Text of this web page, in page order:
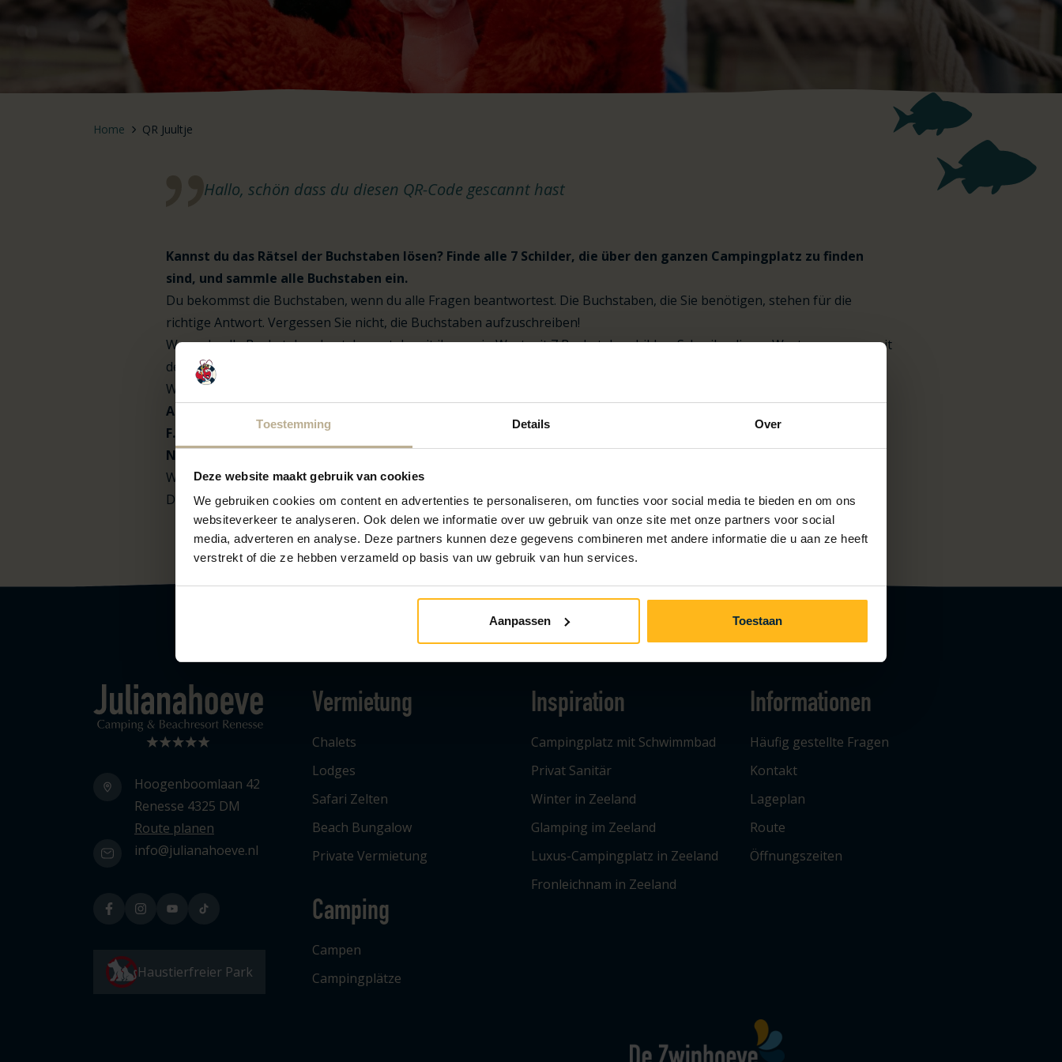
Toestemming Details Over
Deze website maakt gebruik van cookies
We gebruiken cookies om content en advertenties te personaliseren, om functies voor social media te bieden en om ons
websiteverkeer te analyseren. Ook delen we informatie over uw gebruik van onze site met onze partners voor social
media, adverteren en analyse. Deze partners kunnen deze gegevens combineren met andere informatie die u aan ze heeft
verstrekt of die ze hebben verzameld op basis van uw gebruik van hun services.
Aanpassen Toestaan
Home QR Juultje
Hallo, schön dass du diesen QR-Code gescannt hast
Kannst du das Rätsel der Buchstaben lösen? Finde alle 7 Schilder, die über den ganzen Campingplatz zu finden
sind, und sammle alle Buchstaben ein.
Du bekommst die Buchstaben, wenn du alle Fragen beantwortest. Die Buchstaben, die Sie benötigen, stehen für die
richtige Antwort. Vergessen Sie nicht, die Buchstaben aufzuschreiben!
Wenn du alle Buchstaben hast, kannst du mit ihnen ein Wort mit 7 Buchstaben bilden. Schreibe dieses Wort zusammen mit
deinem Namen und deiner Platznummer auf einen Zettel und stecke ihn in Juultjes Briefkasten im Theater.
Was ist das Lieblingsessen von Juultje die Krabbe?
A.
F.
N.
Werden Sie sich auf die Suche nach den anderen Zeichen machen?
Dann geh jetzt auf den Spielplatz im Park Zwaan!
Logo Julianahoeve
Hoogenboomlaan 42
Renesse 4325 DM
Route planen
info@julianahoeve.nl
Haustierfreier Park
Vermietung
Chalets
Lodges
Safari Zelten
Beach Bungalow
Private Vermietung
Camping
Campen
Campingplätze
Inspiration
Campingplatz mit Schwimmbad
Privat Sanitär
Winter in Zeeland
Glamping im Zeeland
Luxus-Campingplatz in Zeeland
Fronleichnam in Zeeland
Informationen
Häufig gestellte Fragen
Kontakt
Lageplan
Route
Öffnungszeiten